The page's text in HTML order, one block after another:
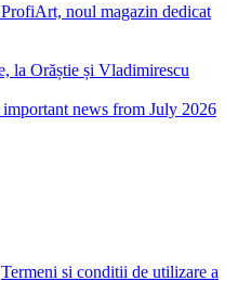
noul magazin dedicat
la Orăștie și Vladimirescu
news from July 2026
Termeni si conditii de utilizare a